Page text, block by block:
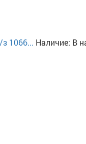
1066... Наличие: В